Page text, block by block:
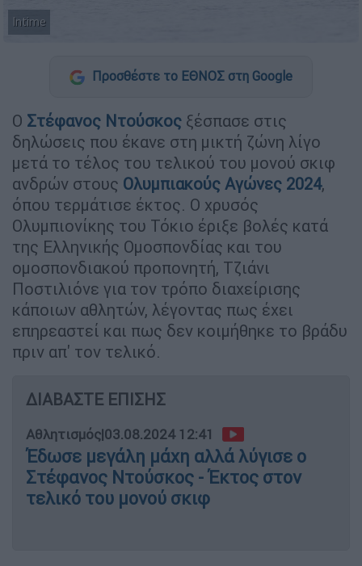
Intime
Προσθέστε το ΕΘΝΟΣ στη Google
Ο Στέφανος Ντούσκος ξέσπασε στις
δηλώσεις που έκανε στη μικτή ζώνη λίγο
μετά το τέλος του τελικού του μονού σκιφ
ανδρών στους Ολυμπιακούς Αγώνες 2024,
όπου τερμάτισε έκτος. Ο χρυσός
Ολυμπιονίκης του Τόκιο έριξε βολές κατά
της Ελληνικής Ομοσπονδίας και του
ομοσπονδιακού προπονητή, Τζιάνι
Ποστιλιόνε για τον τρόπο διαχείρισης
κάποιων αθλητών, λέγοντας πως έχει
επηρεαστεί και πως δεν κοιμήθηκε το βράδυ
πριν απ' τον τελικό.
ΔΙΑΒΑΣΤΕ ΕΠΙΣΗΣ
Αθλητισμός|03.08.2024 12:41
Έδωσε μεγάλη μάχη αλλά λύγισε ο
Στέφανος Ντούσκος - Έκτος στον
τελικό του μονού σκιφ